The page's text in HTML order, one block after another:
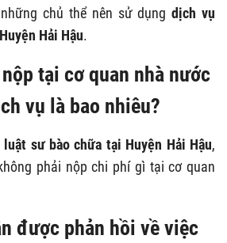
chủ thể nên sử dụngdịch vụ
Hải Hậu.
tại cơ quan nhà nước
vụ là bao nhiêu?
sư bào chữa tại Huyện Hải Hậu,
phải nộp chi phí gì tại cơ quan
được phản hồi về việc